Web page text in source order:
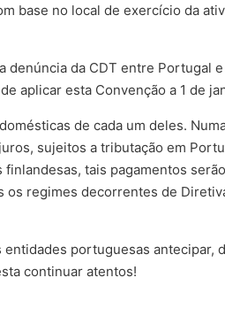
base no local de exercício da
da CDT entre Portugal
aplicar esta Convenção a 1 de
de cada um deles.
sujeitos a tributação em
tais pagamentos
regimes decorrentes de
portuguesas antecipar,
continuar atentos!